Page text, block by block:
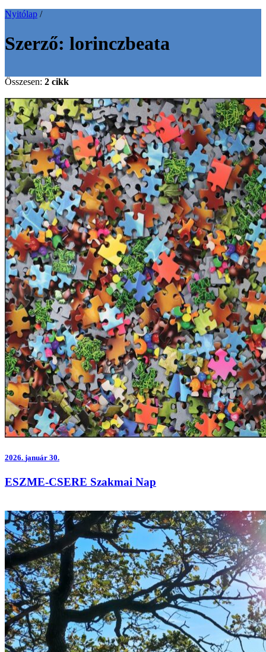
Nyitólap /
Szerző: lorinczbeata
Összesen: 2 cikk
2026. január 30.
ESZME-CSERE Szakmai Nap